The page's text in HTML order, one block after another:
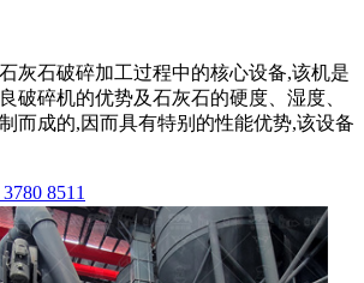
灰石破碎加工过程中的核心设备,该机是
破碎机的优势及石灰石的硬度、湿度、
而成的,因而具有特别的性能优势,该设备
8511